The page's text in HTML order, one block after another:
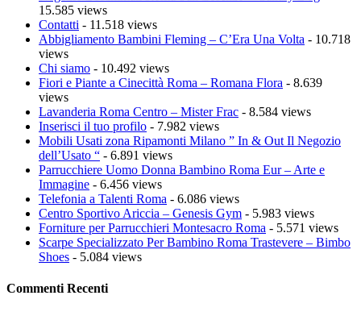
15.585 views
Contatti - 11.518 views
Abbigliamento Bambini Fleming – C’Era Una Volta - 10.718
views
Chi siamo - 10.492 views
Fiori e Piante a Cinecittà Roma – Romana Flora - 8.639
views
Lavanderia Roma Centro – Mister Frac - 8.584 views
Inserisci il tuo profilo - 7.982 views
Mobili Usati zona Ripamonti Milano ” In & Out Il Negozio
dell’Usato “ - 6.891 views
Parrucchiere Uomo Donna Bambino Roma Eur – Arte e
Immagine - 6.456 views
Telefonia a Talenti Roma - 6.086 views
Centro Sportivo Ariccia – Genesis Gym - 5.983 views
Forniture per Parrucchieri Montesacro Roma - 5.571 views
Scarpe Specializzato Per Bambino Roma Trastevere – Bimbo
Shoes - 5.084 views
Commenti Recenti